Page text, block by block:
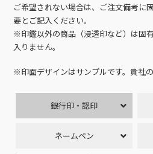
ご希望されない場合は、ご注文備考に
要とご記入ください。
※印鑑以外の商品（浸透印など）は固
入りません。
※印面デザインはサンプルです。貴社
銀行印・認印
ネームペン